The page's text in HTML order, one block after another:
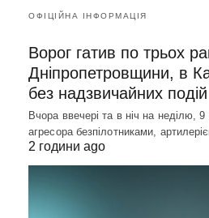
ОФІЦІЙНА ІНФОРМАЦІЯ
Ворог гатив по трьох
Дніпропетровщини, в
без надзвичайних подій
Вчора ввечері та в ніч на неділю, 9
агресора безпілотниками,
2 години ago